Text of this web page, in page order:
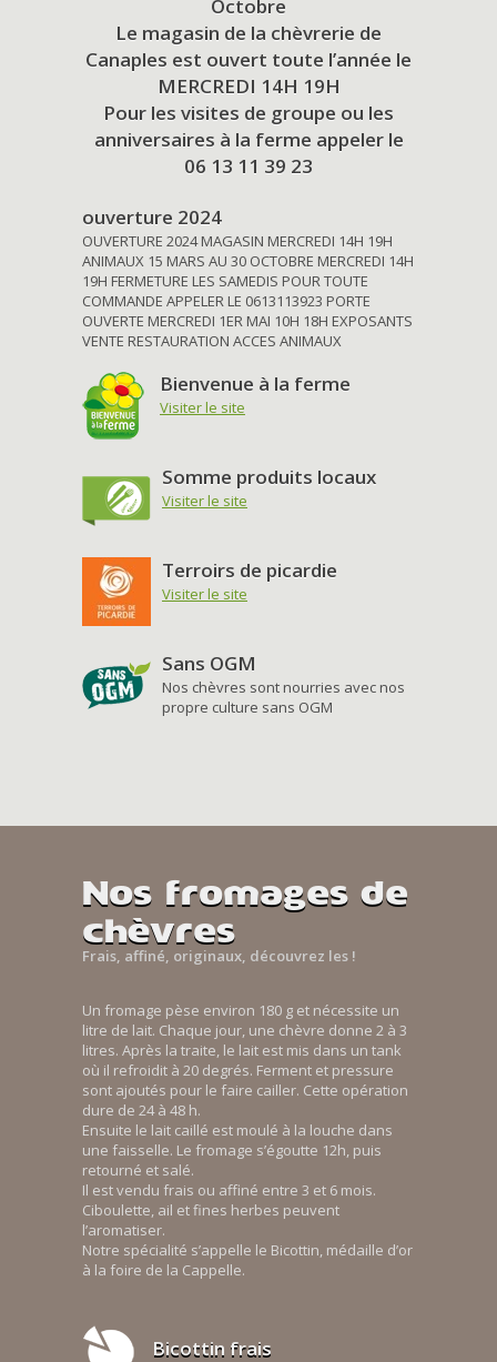
Octobre
Le magasin de la chèvrerie de
Canaples est ouvert toute l’année le
MERCREDI 14H 19H
Pour les visites de groupe ou les
anniversaires à la ferme appeler le
06 13 11 39 23
ouverture 2024
OUVERTURE 2024 MAGASIN MERCREDI 14H 19H
ANIMAUX 15 MARS AU 30 OCTOBRE MERCREDI 14H
19H FERMETURE LES SAMEDIS POUR TOUTE
COMMANDE APPELER LE 0613113923 PORTE
OUVERTE MERCREDI 1ER MAI 10H 18H EXPOSANTS
VENTE RESTAURATION ACCES ANIMAUX
Bienvenue à la ferme
Visiter le site
Somme produits locaux
Visiter le site
Terroirs de picardie
Visiter le site
Sans OGM
Nos chèvres sont nourries avec nos
propre culture sans OGM
Nos fromages de
chèvres
Frais, affiné, originaux, découvrez les !
Un fromage pèse environ 180 g et nécessite un
litre de lait. Chaque jour, une chèvre donne 2 à 3
litres. Après la traite, le lait est mis dans un tank
où il refroidit à 20 degrés. Ferment et pressure
sont ajoutés pour le faire cailler. Cette opération
dure de 24 à 48 h.
Ensuite le lait caillé est moulé à la louche dans
une faisselle. Le fromage s’égoutte 12h, puis
retourné et salé.
Il est vendu frais ou affiné entre 3 et 6 mois.
Ciboulette, ail et fines herbes peuvent
l’aromatiser.
Notre spécialité s’appelle le Bicottin, médaille d’or
à la foire de la Cappelle.
Bicottin frais